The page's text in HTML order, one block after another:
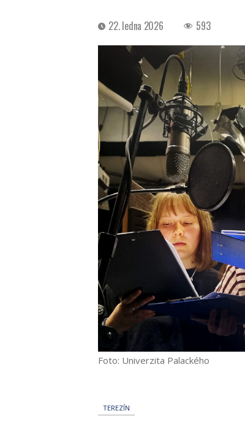
Datum
příspěvku
22. ledna 2026 593
Foto: Univerzita Palackého
TEREZÍN